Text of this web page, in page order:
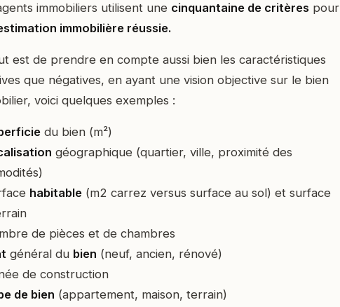
immobiliers utilisent une cinquantaine de critères pour
immobilière réussie.
est de prendre en compte aussi bien les caractéristiques
que négatives, en ayant une vision objective sur le bien
voici quelques exemples :
du bien (m²)
géographique (quartier, ville, proximité des
habitable (m2 carrez versus surface au sol) et surface
de pièces et de chambres
général du bien (neuf, ancien, rénové)
de construction
de bien (appartement, maison, terrain)